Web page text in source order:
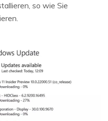
so wie Sie